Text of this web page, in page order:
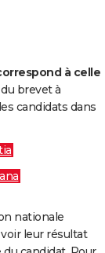
à celle
brevet à
candidats dans
nationale
leur résultat